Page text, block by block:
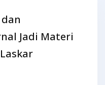
Jadi Materi